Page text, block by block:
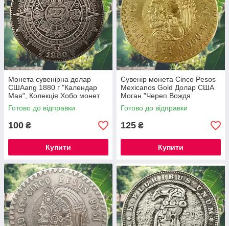
Монета сувенірна долар
СШАang 1880 г "Календар
Мая", Колекція Хобо монет
моргана
Готово до відправки
100 ₴
Купити
Сувенір монета Cinco Pesos
Mexicanos Gold Долар США
Моган "Череп Вождя
Ацтеков". монета на удачу
Готово до відправки
125 ₴
Купити